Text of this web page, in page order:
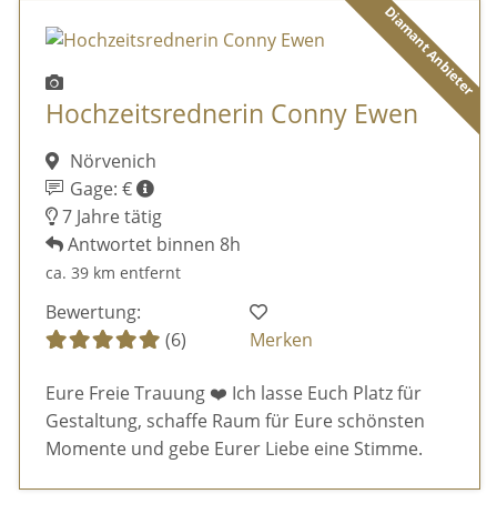
Diamant Anbieter
Hochzeitsrednerin Conny Ewen
Nörvenich
Gage: €
7 Jahre tätig
Antwortet binnen 8h
ca. 39 km entfernt
Bewertung:
(6)
Merken
Eure Freie Trauung ❤️ Ich lasse Euch Platz für
Gestaltung, schaffe Raum für Eure schönsten
Momente und gebe Eurer Liebe eine Stimme.